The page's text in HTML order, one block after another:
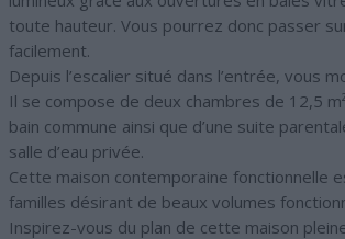
toute hauteur. Vous pourrez donc passer
facilement.
Depuis l’escalier situé dans l’entrée, vous
Il se compose de deux chambres de 12,5
bain commune ainsi que d’une suite
salle d’eau privée.
Cette maison contemporaine fonctionnelle
familles désirant de beaux volumes
Inspirez-vous du plan de cette maison